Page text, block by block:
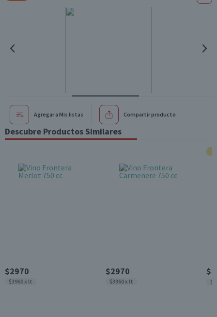
Agregar a Mis listas Compartir producto
Descubre Productos Similares
$2970
$3960 x lt
$2970
$3960 x lt